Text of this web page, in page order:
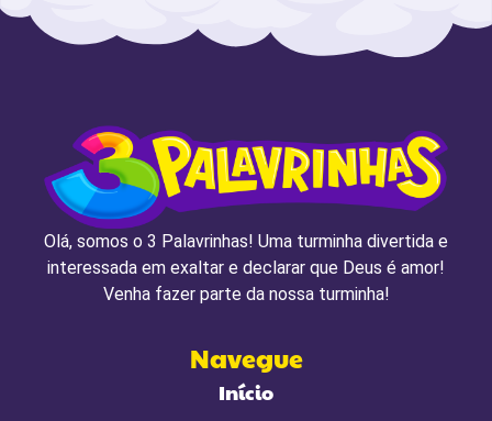
Olá, somos o 3 Palavrinhas! Uma turminha divertida e
interessada em exaltar e declarar que Deus é amor!
Venha fazer parte da nossa turminha!
Navegue
Início